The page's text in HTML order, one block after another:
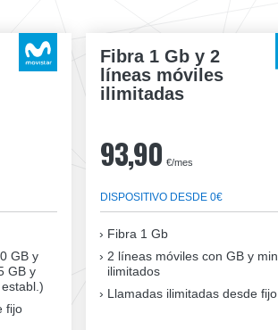
GB y
GB y
fijo
Fibra 1 Gb y 2
líneas móviles
ilimitadas
93,90 €/mes
DISPOSITIVO DESDE 0€
Fibra 1 Gb
2 líneas móviles con GB y min.
ilimitados
Llamadas ilimitadas desde fijo